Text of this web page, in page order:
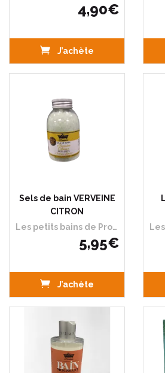
4,90€
J’achète
Sels de bain VERVEINE
CITRON
Les petits bains de Provence
5,95€
J’achète